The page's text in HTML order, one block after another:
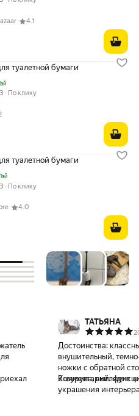
4.1
туалетной бумаги
Пэй 1699 ₽ вместо
По клику
туалетной бумаги
Пэй 1440 ₽ вместо
По клику
4.0
ТАТЬЯНА
Достоинства:
внушительный,
ножки с обратной
2 шурупа, выглядит
Комментарий:
украшения